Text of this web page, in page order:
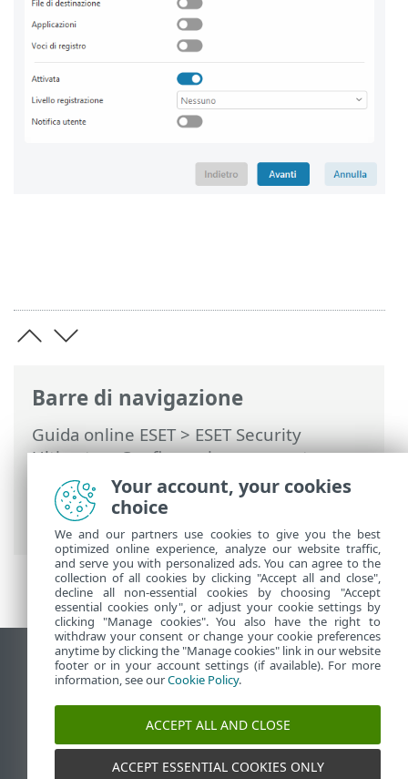
Barre di navigazione
Guida online ESET> ESET Security
Ultimate>Configurazione avanzata>
Controlli
>HIPS: Host Intrusion
Prevention System
Gestione regole
HIPS> Impostazioni regole HIPS
Visualizza sito desktop
End of Life
ESET Knowledge Base
ESET Status Portal
Your account, your cookies
choice
We and our partners use cookies to give you the best
optimized online experience, analyze our website traffic,
and serve you with personalized ads. You can agree to the
collection of all cookies by clicking "Accept all and close",
decline all non-essential cookies by choosing "Accept
essential cookies only", or adjust your cookie settings by
clicking "Manage cookies". You also have the right to
withdraw your consent or change your cookie preferences
anytime by clicking the "Manage cookies" link in our website
footer or in your account settings (if available). For more
information, see ourCookie Policy.
ACCEPT ALL AND CLOSE
ACCEPT ESSENTIAL COOKIES ONLY